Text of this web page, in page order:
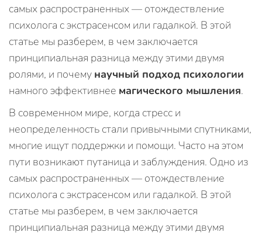
самых распространенных — отождествление
психолога с экстрасенсом или гадалкой. В этой
статье мы разберем, в чем заключается
принципиальная разница между этими двумя
ролями, и почему научный подход психологии
намного эффективнее магического мышления.
В современном мире, когда стресс и
неопределенность стали привычными спутниками,
многие ищут поддержки и помощи. Часто на этом
пути возникают путаница и заблуждения. Одно из
самых распространенных — отождествление
психолога с экстрасенсом или гадалкой. В этой
статье мы разберем, в чем заключается
принципиальная разница между этими двумя